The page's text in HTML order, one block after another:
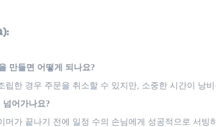
만들면 어떻게 되나요?
립한 경우 주문을 취소할 수 있지만, 소중한 시간이 낭
어가나요?
머가 끝나기 전에 일정 수의 손님에게 성공적으로 서빙